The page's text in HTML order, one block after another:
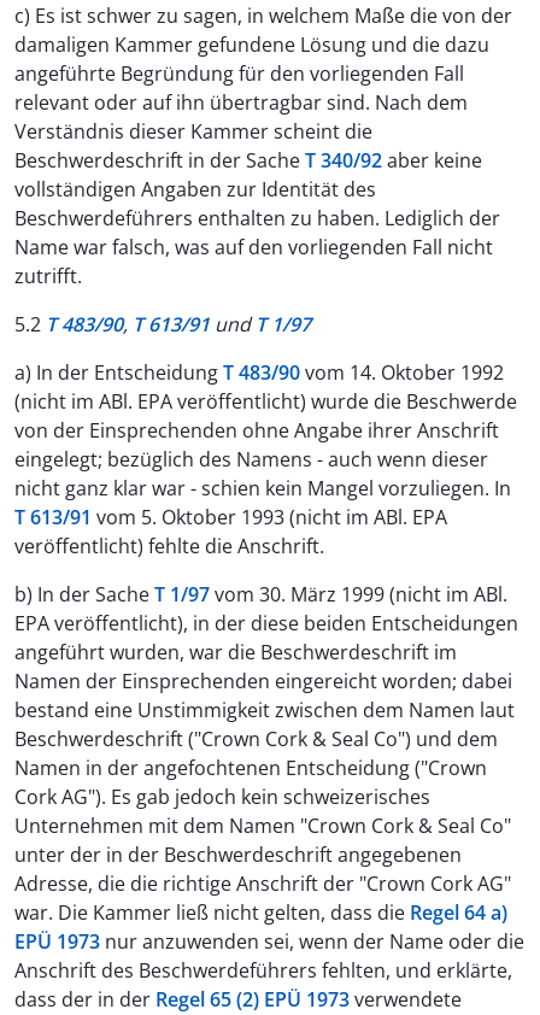
c) Es ist schwer zu sagen, in welchem Maße die von der
damaligen Kammer gefundene Lösung und die dazu
angeführte Begründung für den vorliegenden Fall
relevant oder auf ihn übertragbar sind. Nach dem
Verständnis dieser Kammer scheint die
Beschwerdeschrift in der SacheT 340/92aber keine
vollständigen Angaben zur Identität des
Beschwerdeführers enthalten zu haben. Lediglich der
Name war falsch, was auf den vorliegenden Fall nicht
zutrifft.
5.2 T 483/90, T 613/91 undT 1/97
a) In der EntscheidungT 483/90vom 14. Oktober 1992
(nicht im ABl. EPA veröffentlicht) wurde die Beschwerde
von der Einsprechenden ohne Angabe ihrer Anschrift
eingelegt; bezüglich des Namens - auch wenn dieser
nicht ganz klar war - schien kein Mangel vorzuliegen. In
T 613/91 vom 5. Oktober 1993 (nicht im ABl. EPA
veröffentlicht) fehlte die Anschrift.
b) In der SacheT 1/97vom 30. März 1999 (nicht im ABl.
EPA veröffentlicht), in der diese beiden Entscheidungen
angeführt wurden, war die Beschwerdeschrift im
Namen der Einsprechenden eingereicht worden; dabei
bestand eine Unstimmigkeit zwischen dem Namen laut
Beschwerdeschrift ("Crown Cork & Seal Co") und dem
Namen in der angefochtenen Entscheidung ("Crown
Cork AG"). Es gab jedoch kein schweizerisches
Unternehmen mit dem Namen "Crown Cork & Seal Co"
unter der in der Beschwerdeschrift angegebenen
Adresse, die die richtige Anschrift der "Crown Cork AG"
war. Die Kammer ließ nicht gelten, dass die Regel 64 a)
EPÜ 1973 nur anzuwenden sei, wenn der Name oder die
Anschrift des Beschwerdeführers fehlten, und erklärte,
dass der in der Regel 65 (2) EPÜ 1973verwendete